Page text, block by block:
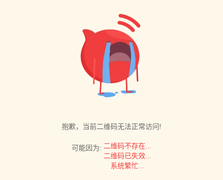
抱歉，当前二维码无法正常访问!
可能因为: 二维码不存在...
二维码已失效...
系统繁忙...